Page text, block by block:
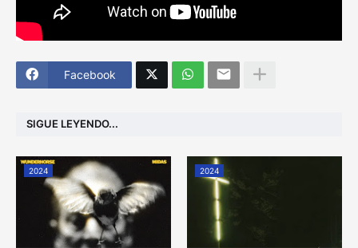
Facebook
SIGUE LEYENDO...
2024 2024